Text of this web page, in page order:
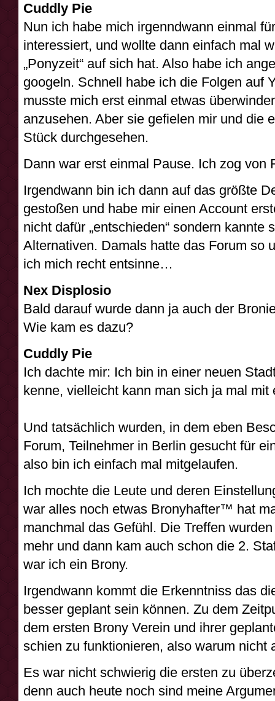
Cuddly Pie
Nun ich habe mich irgenndwann einmal
interessiert, und wollte dann einfach mal
„Ponyzeit“ auf sich hat. Also habe ich
googeln. Schnell habe ich die Folgen auf
musste mich erst einmal etwas
anzusehen. Aber sie gefielen mir und die
Stück durchgesehen.
Dann war erst einmal Pause. Ich zog von
Irgendwann bin ich dann auf das größte
gestoßen und habe mir einen Account
nicht dafür „entschieden“ sondern kannte
Alternativen. Damals hatte das Forum so
ich mich recht entsinne…
Nex Displosio
Bald darauf wurde dann ja auch der
Wie kam es dazu?
Cuddly Pie
Ich dachte mir: Ich bin in einer neuen
kenne, vielleicht kann man sich ja mal mit
Und tatsächlich wurden, in dem eben
Forum, Teilnehmer in Berlin gesucht für
also bin ich einfach mal mitgelaufen.
Ich mochte die Leute und deren
war alles noch etwas Bronyhafter™ hat
manchmal das Gefühl. Die Treffen
mehr und dann kam auch schon die 2.
war ich ein Brony.
Irgendwann kommt die Erkenntniss das
besser geplant sein können. Zu dem
dem ersten Brony Verein und ihrer
schien zu funktionieren, also warum nicht
Es war nicht schwierig die ersten zu
denn auch heute noch sind meine